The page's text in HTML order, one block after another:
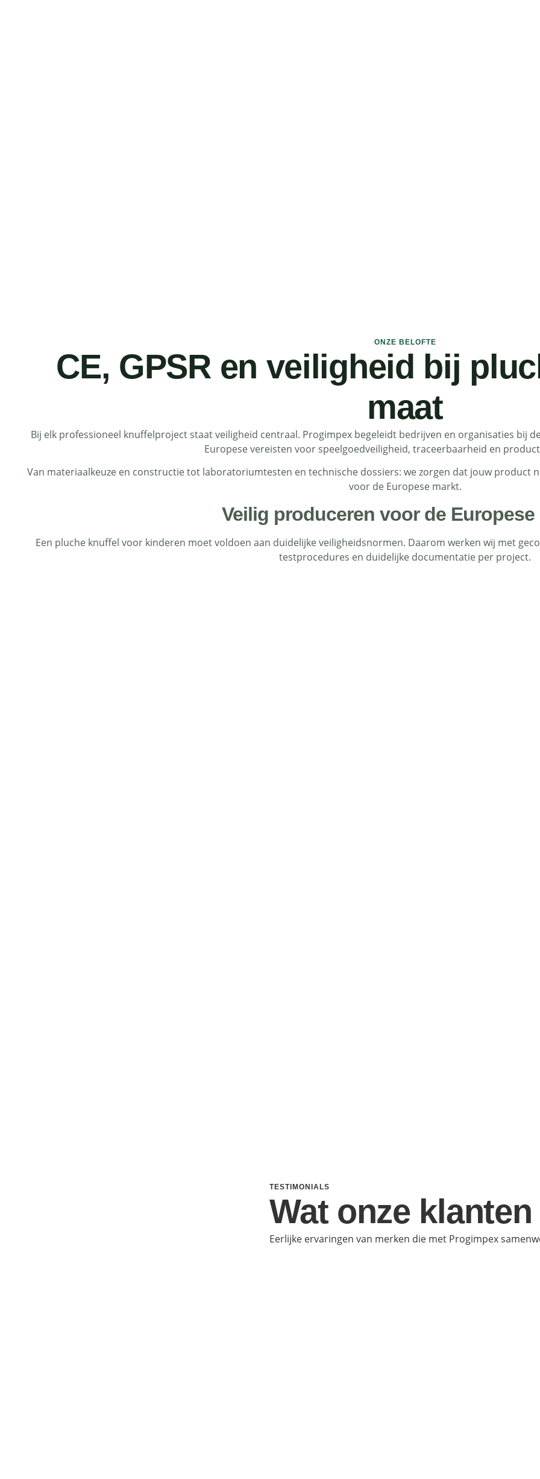
ONZE BELOFTE
CE, GPSR en veiligheid bij
maat
Bij elk professioneel knuffelproject staat veiligheid centraal. Progimpex begeleidt bedrijven en organisaties bij
Europese vereisten voor speelgoedveiligheid, traceerbaarheid en
Van materiaalkeuze en constructie tot laboratoriumtesten en technische dossiers: we zorgen dat jouw product
voor de Europese markt.
Veilig produceren voor de Europese
Een pluche knuffel voor kinderen moet voldoen aan duidelijke veiligheidsnormen. Daarom werken wij met
testprocedures en duidelijke documentatie per project.
TESTIMONIALS
Wat onze
Eerlijke ervaringen van merken die met Progimpex